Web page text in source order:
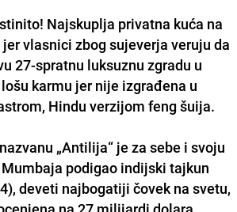
Najskuplja privatna kuća na
vlasnici zbog sujeverja veruju da
27-spratnu luksuznu zgradu u
karmu jer nije izgrađena u
Hindu verzijom feng šuija.
„Antilija“ je za sebe i svoju
podigao indijski tajkun
deveti najbogatiji čovek na svetu,